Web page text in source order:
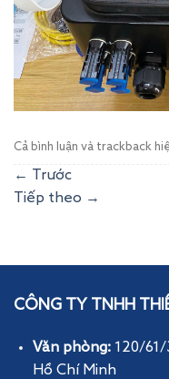
Cả bình luận và trackback
←
Trước
Tiếp theo →
CÔNG TY TNHH
Văn phòng: 120/61/
Hồ Chí Minh